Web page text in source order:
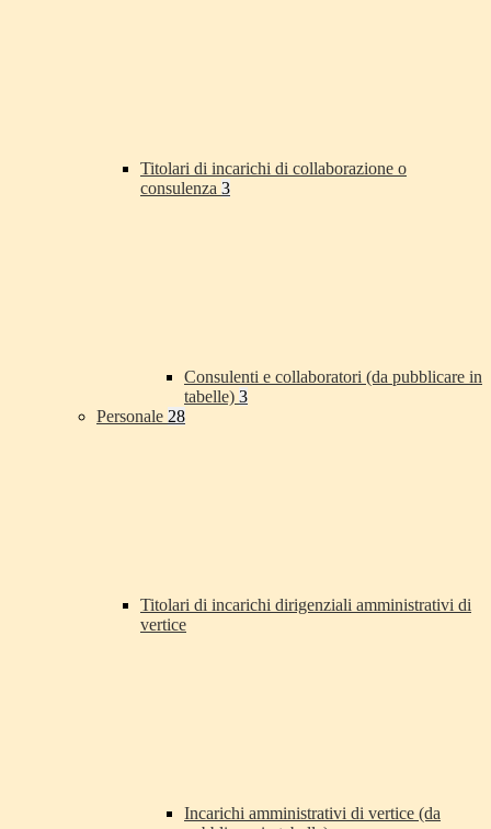
Titolari di incarichi di collaborazione o
consulenza 3
Consulenti e collaboratori (da pubblicare in
tabelle) 3
Personale 28
Titolari di incarichi dirigenziali amministrativi di
vertice
Incarichi amministrativi di vertice (da